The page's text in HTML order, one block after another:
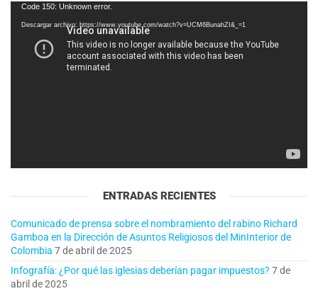
Reproductor
Code 150: Unknown error.
Descargar archivo: https://www.youtube.com/watch?v=UCM6BunahZI&_=1
ENTRADAS RECIENTES
Comunicado de prensa sobre el nombramiento del rabino Richard
Gamboa en la Dirección de Asuntos Religiosos del MinInterior de
Colombia 7 de abril de 2025
Infografía: ¿Por qué las iglesias deberían pagar impuestos? 7 de
abril de 2025